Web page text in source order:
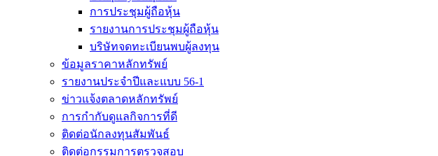
การประชุมผู้ถือหุ้น
รายงานการประชุมผู้ถือหุ้น
บริษัทจดทะเบียนพบผู้ลงทุน
ข้อมูลราคาหลักทรัพย์
รายงานประจำปีและแบบ 56-1
ข่าวแจ้งตลาดหลักทรัพย์
การกำกับดูแลกิจการที่ดี
ติดต่อนักลงทุนสัมพันธ์
ติดต่อกรรมการตรวจสอบ